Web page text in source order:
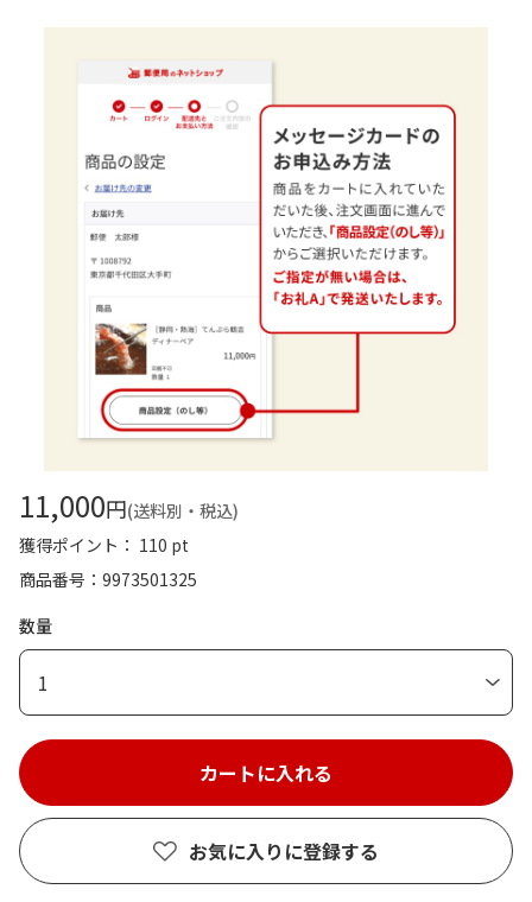
11,000円(送料別・税込)
獲得ポイント： 110 pt
商品番号
9973501325
数量
1
お気に入りに登録する